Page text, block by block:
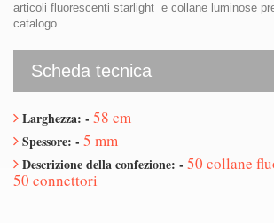
articoli fluorescenti starlight e collane luminose
catalogo.
Scheda tecnica
Larghezza: - 58 cm
Spessore: - 5 mm
Descrizione della confezione: - 50 collane
50 connettori